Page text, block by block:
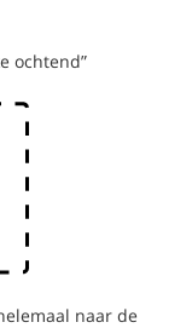
ochtend”
naar de